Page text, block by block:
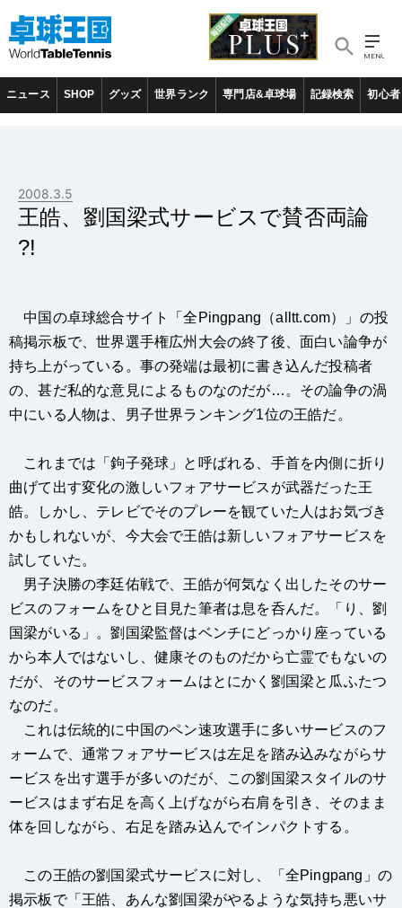
ニュース SHOP グッズ 世界ランク 専門店&卓球場 記録検索 初心者
2008.3.5
王皓、劉国梁式サービスで賛否両論
?!
中国の卓球総合サイト「全Pingpang（alltt.com）」の投
稿掲示板で、世界選手権広州大会の終了後、面白い論争が
持ち上がっている。事の発端は最初に書き込んだ投稿者
の、甚だ私的な意見によるものなのだが…。その論争の渦
中にいる人物は、男子世界ランキング1位の王皓だ。
これまでは「鉤子発球」と呼ばれる、手首を内側に折り
曲げて出す変化の激しいフォアサービスが武器だった王
皓。しかし、テレビでそのプレーを観ていた人はお気づき
かもしれないが、今大会で王皓は新しいフォアサービスを
試していた。
男子決勝の李廷佑戦で、王皓が何気なく出したそのサー
ビスのフォームをひと目見た筆者は息を呑んだ。「り、劉
国梁がいる」。劉国梁監督はベンチにどっかり座っている
から本人ではないし、健康そのものだから亡霊でもないの
だが、そのサービスフォームはとにかく劉国梁と瓜ふたつ
なのだ。
これは伝統的に中国のペン速攻選手に多いサービスのフ
ォームで、通常フォアサービスは左足を踏み込みながらサ
ービスを出す選手が多いのだが、この劉国梁スタイルのサ
ービスはまず右足を高く上げながら右肩を引き、そのまま
体を回しながら、右足を踏み込んでインパクトする。
この王皓の劉国梁式サービスに対し、「全Pingpang」の
掲示板で「王皓、あんな劉国梁がやるような気持ち悪いサ